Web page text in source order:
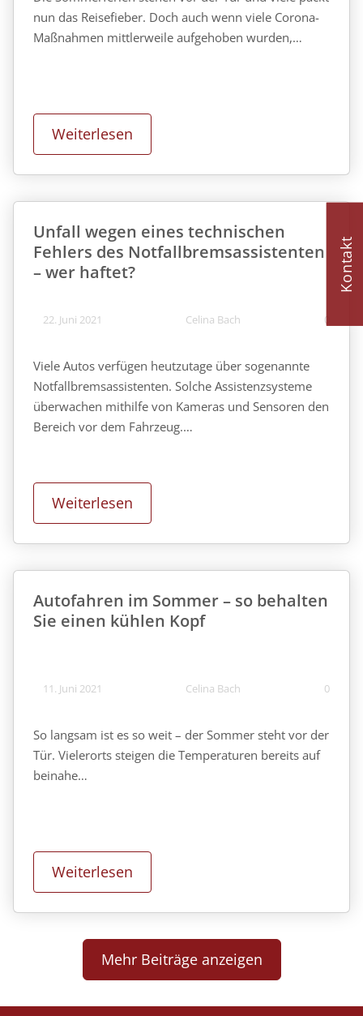
nun das Reisefieber. Doch auch wenn viele Corona-
Maßnahmen mittlerweile aufgehoben wurden,…
Weiterlesen
Unfall wegen eines technischen
Fehlers des Notfallbremsassistenten
– wer haftet?
22. Juni 2021 Celina Bach 0
Viele Autos verfügen heutzutage über sogenannte
Notfallbremsassistenten. Solche Assistenzsysteme
überwachen mithilfe von Kameras und Sensoren den
Bereich vor dem Fahrzeug.…
Weiterlesen
Autofahren im Sommer – so behalten
Sie einen kühlen Kopf
11. Juni 2021 Celina Bach 0
So langsam ist es so weit – der Sommer steht vor der
Tür. Vielerorts steigen die Temperaturen bereits auf
beinahe…
Weiterlesen
Mehr Beiträge anzeigen
Kontakt